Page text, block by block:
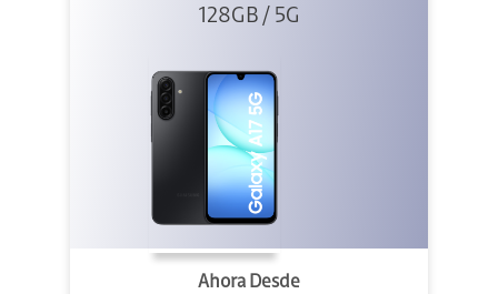
128GB / 5G
Ahora Desde